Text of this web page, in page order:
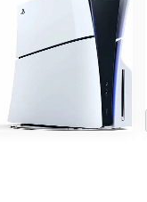
PlayStation 5